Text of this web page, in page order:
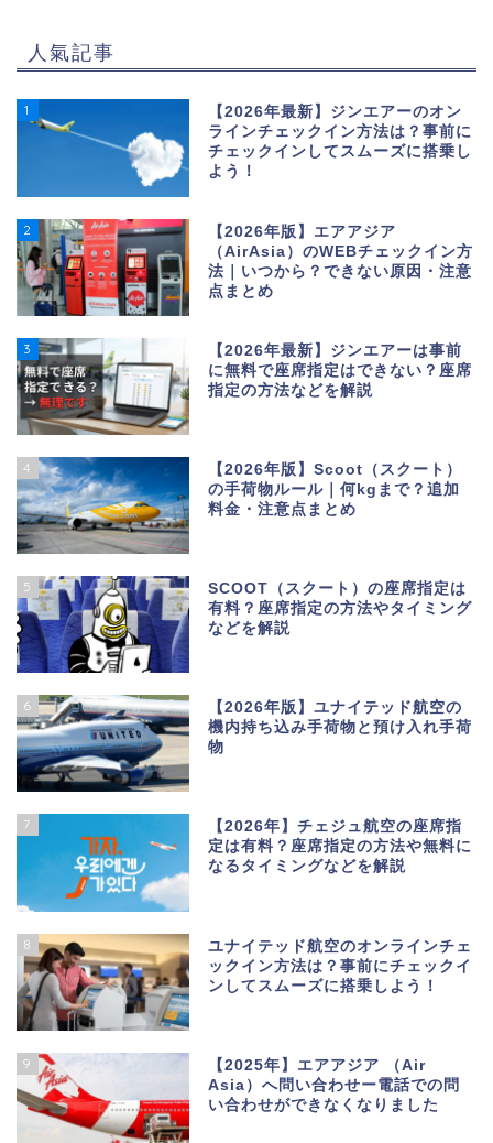
人氣記事
1
【2026年最新】ジンエアーのオン
ラインチェックイン方法は？事前に
チェックインしてスムーズに搭乗し
よう！
2
【2026年版】エアアジア
（AirAsia）のWEBチェックイン方
法｜いつから？できない原因・注意
点まとめ
3
【2026年最新】ジンエアーは事前
に無料で座席指定はできない？座席
指定の方法などを解説
4
【2026年版】Scoot（スクート）
の手荷物ルール｜何kgまで？追加
料金・注意点まとめ
5
SCOOT（スクート）の座席指定は
有料？座席指定の方法やタイミング
などを解説
6
【2026年版】ユナイテッド航空の
機内持ち込み手荷物と預け入れ手荷
物
7
【2026年】チェジュ航空の座席指
定は有料？座席指定の方法や無料に
なるタイミングなどを解説
8
ユナイテッド航空のオンラインチェ
ックイン方法は？事前にチェックイ
ンしてスムーズに搭乗しよう！
9
【2025年】エアアジア （Air
Asia）へ問い合わせー電話での問
い合わせができなくなりました